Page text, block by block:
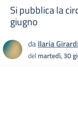
Si pubblica la
giugno
da Ilaria Girardi
delmartedì, 30